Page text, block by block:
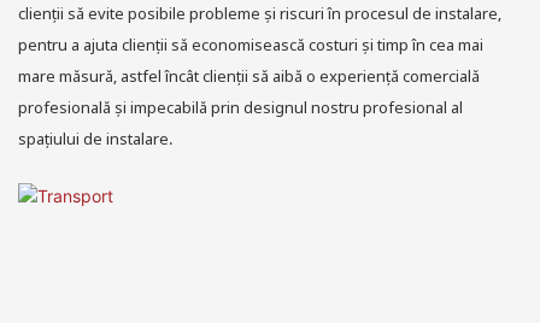
clienții să evite posibile probleme și riscuri în procesul de instalare,
pentru a ajuta clienții să economisească costuri și timp în cea mai
mare măsură, astfel încât clienții să aibă o experiență comercială
profesională și impecabilă prin designul nostru profesional al
spațiului de instalare.